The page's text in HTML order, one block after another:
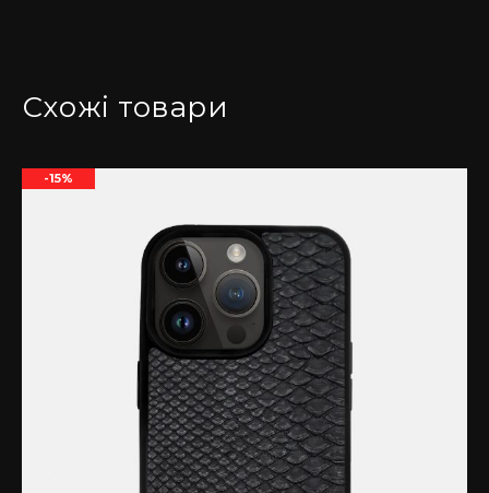
свого iPhone, знаючи, що він захищений надійним
аксесуаром, створеним з дбайливістю про деталі
Схожі товари
-15%